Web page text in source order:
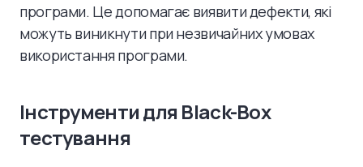
програми. Це допомагає виявити дефекти, які
можуть виникнути при незвичайних умовах
використання програми.
Інструменти для Black-Box
тестування